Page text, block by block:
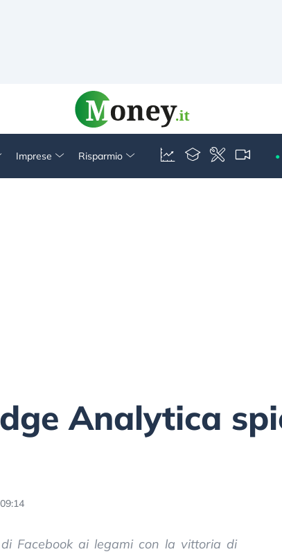
Imprese Risparmio
Analytica
Facebook ai legami con la vittoria di